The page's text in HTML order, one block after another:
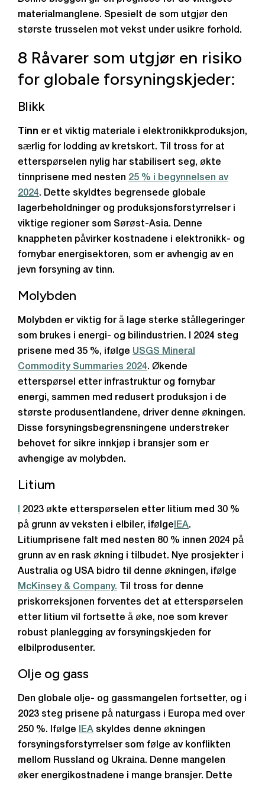
materialmanglene. Spesielt de som utgjør den
største trusselen mot vekst under usikre forhold.
8 Råvarer som utgjør en risiko
for globale forsyningskjeder:
Blikk
Tinn er et viktig materiale i elektronikkproduksjon,
særlig for lodding av kretskort. Til tross for at
etterspørselen nylig har stabilisert seg, økte
tinnprisene med nesten 25 % i begynnelsen av
2024. Dette skyldtes begrensede globale
lagerbeholdninger og produksjonsforstyrrelser i
viktige regioner som Sørøst-Asia. Denne
knappheten påvirker kostnadene i elektronikk- og
fornybar energisektoren, som er avhengig av en
jevn forsyning av tinn.
Molybden
Molybden er viktig for å lage sterke stållegeringer
som brukes i energi- og bilindustrien. I 2024 steg
prisene med 35 %, ifølge USGS Mineral
Commodity Summaries 2024. Økende
etterspørsel etter infrastruktur og fornybar
energi, sammen med redusert produksjon i de
største produsentlandene, driver denne økningen.
Disse forsyningsbegrensningene understreker
behovet for sikre innkjøp i bransjer som er
avhengige av molybden.
Litium
2023 økte etterspørselen etter litium med 30 %
på grunn av veksten i elbiler, ifølge IEA.
Litiumprisene falt med nesten 80 % innen 2024 på
grunn av en rask økning i tilbudet. Nye prosjekter i
Australia og USA bidro til denne økningen, ifølge
McKinsey & Company. Til tross for denne
priskorreksjonen forventes det at etterspørselen
etter litium vil fortsette å øke, noe som krever
robust planlegging av forsyningskjeden for
elbilprodusenter.
Olje og gass
Den globale olje- og gassmangelen fortsetter, og i
2023 steg prisene på naturgass i Europa med over
250 %. Ifølge
IEA skyldes denne økningen
forsyningsforstyrrelser som følge av konflikten
mellom Russland og Ukraina. Denne mangelen
øker energikostnadene i mange bransjer. Dette